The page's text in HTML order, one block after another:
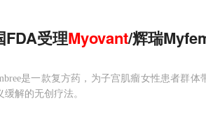
FDA受理Myovant/辉瑞
是一款复方药，为子宫肌瘤女性患者群
缓解的无创疗法。